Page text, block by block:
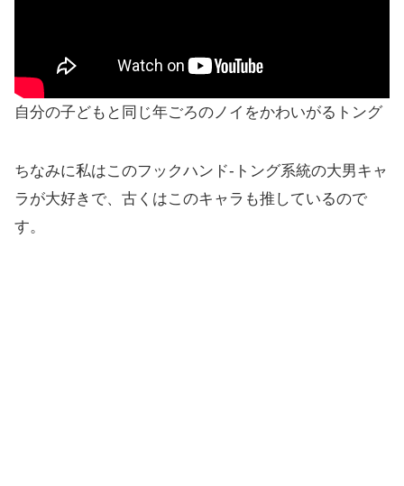
自分の子どもと同じ年ごろのノイをかわいがるトング
ちなみに私はこのフックハンド‐トング系統の大男キャ
ラが大好きで、古くはこのキャラも推しているので
す。